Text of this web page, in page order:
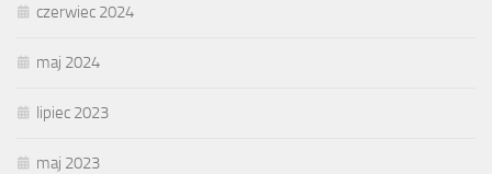
czerwiec 2024
maj 2024
lipiec 2023
maj 2023